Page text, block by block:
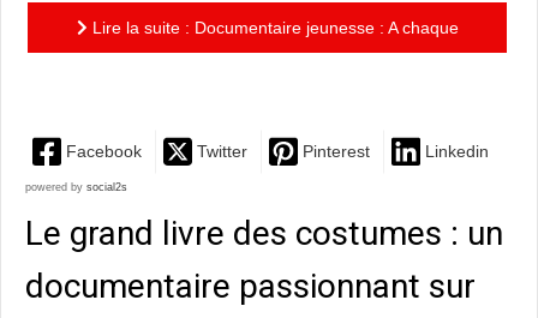
Lire la suite : Documentaire jeunesse : A chaque
Facebook Twitter Pinterest Linkedin
powered by social2s
Le grand livre des costumes : un
documentaire passionnant sur